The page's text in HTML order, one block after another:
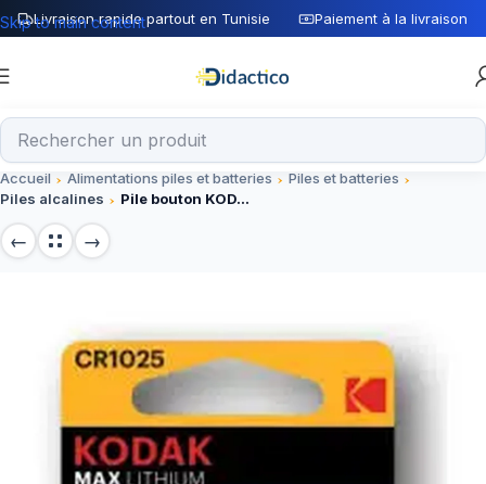
Livraison rapide partout en Tunisie Paiement à la livraison
Skip to main content
Accueil Alimentations piles et batteries
Piles et batteries
Piles alcalines
Pile bouton KODAK MAX CR1025